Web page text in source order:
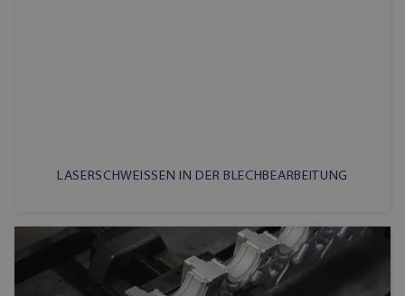
LASERSCHWEISSEN IN DER BLECHBEARBEITUNG